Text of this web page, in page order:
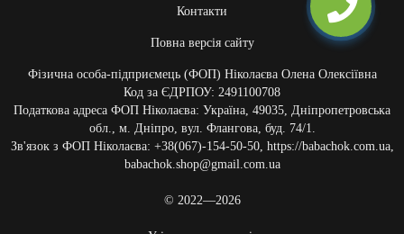
Контакти
Повна версія сайту
Фізична особа-підприємець (ФОП) Ніколаєва Олена Олексіївна
Код за ЄДРПОУ: 2491100708
Податкова адреса ФОП Ніколаєва: Україна, 49035, Дніпропетровська
обл., м. Дніпро, вул. Флангова, буд. 74/1.
Зв'язок з ФОП Ніколаєва: +38(067)-154-50-50, https://babachok.com.ua,
babachok.shop@gmail.com.ua
© 2022—2026